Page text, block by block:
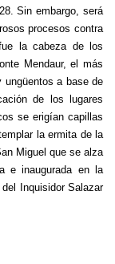
Sin embargo, será
procesos contra
la cabeza de los
Mendaur, el más
ungüentos a base de
de los lugares
se erigían capillas
la ermita de la
Miguel que se alza
e inaugurada en la
Inquisidor Salazar